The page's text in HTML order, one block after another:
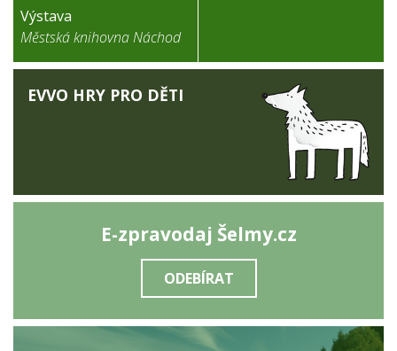
Výstava
Městská knihovna Náchod
EVVO HRY PRO DĚTI
E-zpravodaj Šelmy.cz
ODEBÍRAT